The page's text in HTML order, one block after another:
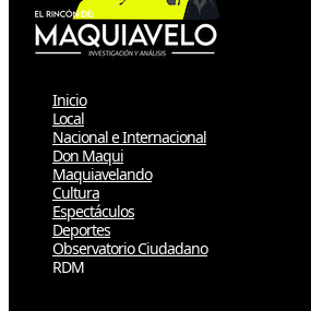
Inicio
Local
Nacional e Internacional
Don Maqui
Maquiavelando
Cultura
Espectáculos
Deportes
Observatorio Ciudadano
RDM